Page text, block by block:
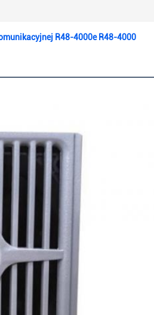
R48-4000e R48-4000